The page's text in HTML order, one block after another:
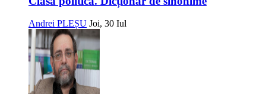
Andrei PLEȘU Joi, 30 Iul